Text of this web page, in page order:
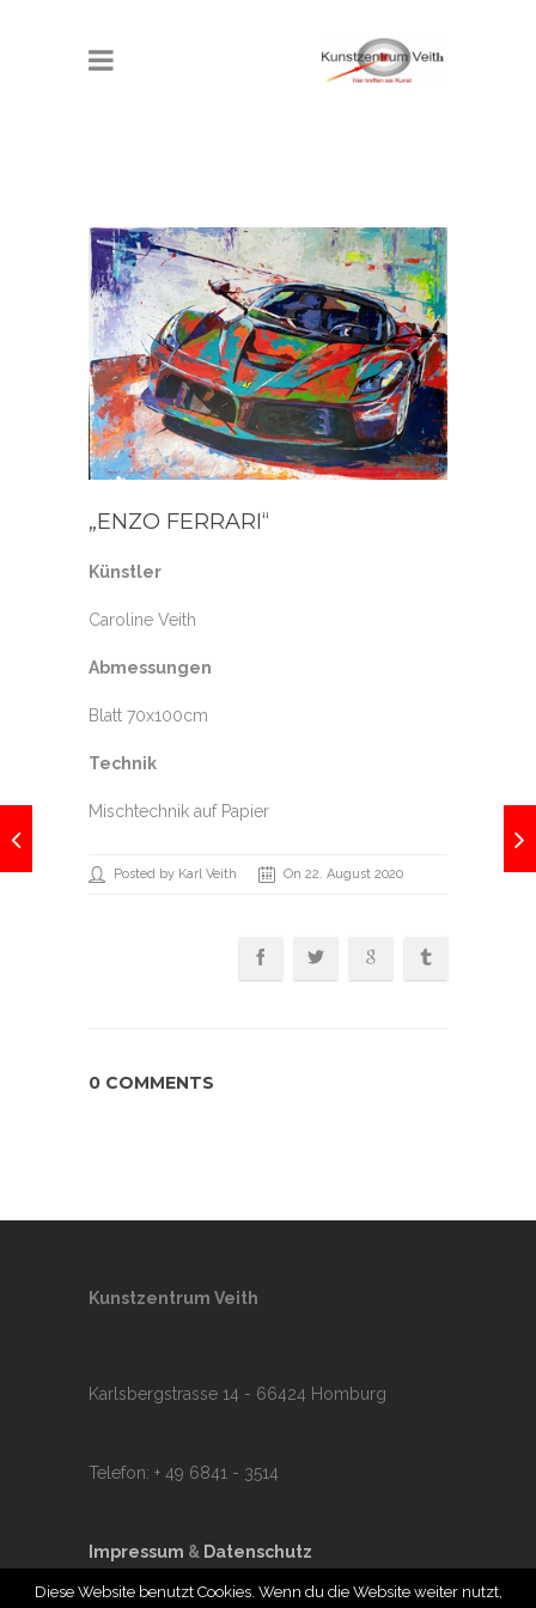
„ENZO FERRARI“
Künstler
Caroline Veith
Abmessungen
Blatt 70x100cm
Technik
Mischtechnik auf Papier
Posted by Karl Veith On 22. August 2020
0 COMMENTS
Kunstzentrum Veith
Karlsbergstrasse 14 - 66424 Homburg
Telefon: + 49 6841 - 3514
Impressum & Datenschutz
Diese Website benutzt Cookies. Wenn du die Website weiter nutzt,